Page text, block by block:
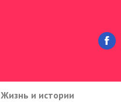
Жизнь и истории